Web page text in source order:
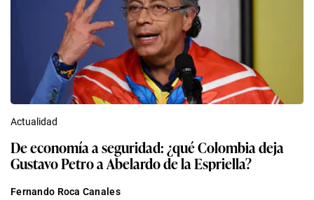
Actualidad
De economía a seguridad: ¿qué Colombia deja
Gustavo Petro a Abelardo de la Espriella?
Fernando Roca Canales